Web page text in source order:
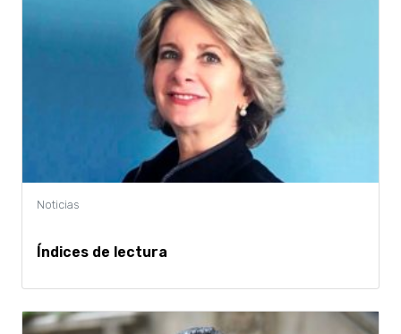
Índices de lectura